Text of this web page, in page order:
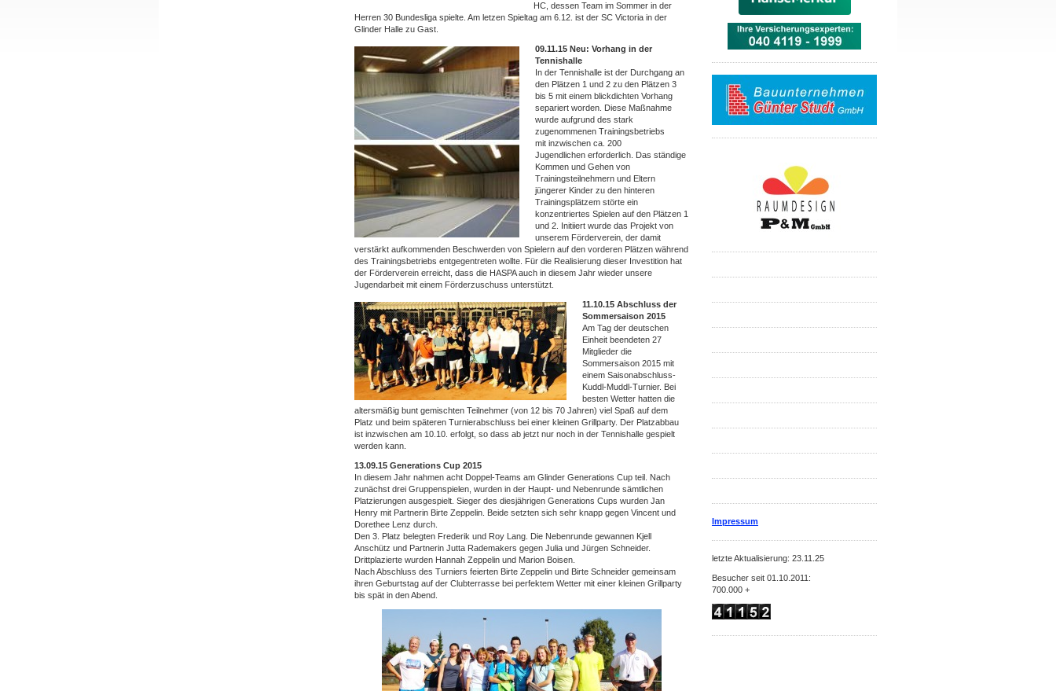
HC, dessen Team im Sommer in der
Herren 30 Bundesliga spielte. Am letzen Spieltag am 6.12. ist der SC Victoria in der
Glinder Halle zu Gast.
09.11.15 Neu: Vorhang in der
Tennishalle
In der Tennishalle ist der Durchgang an
den Plätzen 1 und 2 zu den Plätzen 3
bis 5 mit einem blickdichten Vorhang
separiert worden. Diese Maßnahme
wurde aufgrund des stark
zugenommenen Trainingsbetriebs
mit inzwischen ca. 200
Jugendlichen erforderlich. Das ständige
Kommen und Gehen von
Trainingsteilnehmern und Eltern
jüngerer Kinder zu den hinteren
Trainingsplätzem störte ein
konzentriertes Spielen auf den Plätzen 1
und 2. Initiiert wurde das Projekt von
unserem Förderverein, der damit
verstärkt aufkommenden Beschwerden von Spielern auf den vorderen Plätzen während
des Trainingsbetriebs entgegentreten wollte. Für die Realisierung dieser Investition hat
der Förderverein erreicht, dass die HASPA auch in diesem Jahr wieder unsere
Jugendarbeit mit einem Förderzuschuss unterstützt.
11.10.15 Abschluss der
Sommersaison 2015
Am Tag der deutschen
Einheit beendeten 27
Mitglieder die
Sommersaison 2015 mit
einem Saisonabschluss-
Kuddl-Muddl-Turnier. Bei
besten Wetter hatten die
altersmäßig bunt gemischten Teilnehmer (von 12 bis 70 Jahren) viel Spaß auf dem
Platz und beim späteren Turnierabschluss bei einer kleinen Grillparty. Der Platzabbau
ist inzwischen am 10.10. erfolgt, so dass ab jetzt nur noch in der Tennishalle gespielt
werden kann.
13.09.15 Generations Cup 2015
In diesem Jahr nahmen acht Doppel-Teams am Glinder Generations Cup teil. Nach
zunächst drei Gruppenspielen, wurden in der Haupt- und Nebenrunde sämtlichen
Platzierungen ausgespielt. Sieger des diesjährigen Generations Cups wurden Jan
Henry mit Partnerin Birte Zeppelin. Beide setzten sich sehr knapp gegen Vincent und
Dorethee Lenz durch.
Den 3. Platz belegten Frederik und Roy Lang. Die Nebenrunde gewannen Kjell
Anschütz und Partnerin Jutta Rademakers gegen Julia und Jürgen Schneider.
Drittplazierte wurden Hannah Zeppelin und Marion Boisen.
Nach Abschluss des Turniers feierten Birte Zeppelin und Birte Schneider gemeinsam
ihren Geburtstag auf der Clubterrasse bei perfektem Wetter mit einer kleinen Grillparty
bis spät in den Abend.
Impressum
letzte Aktualisierung: 23.11.25
Besucher seit 01.10.2011:
700.000 +